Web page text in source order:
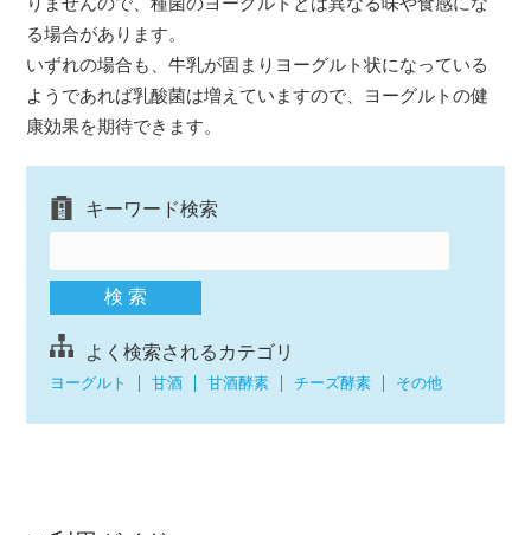
る場合があります。
いずれの場合も、牛乳が固まりヨーグルト状になっている
ようであれば乳酸菌は増えていますので、ヨーグルトの健
康効果を期待できます。
キーワード検索
よく検索されるカテゴリ
ヨーグルト 甘酒 甘酒酵素 チーズ酵素 その他